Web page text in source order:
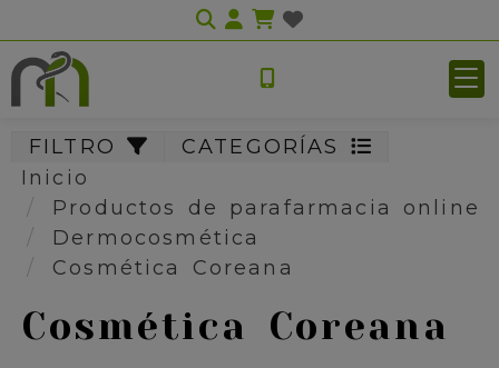
Identifícate
FILTRO
CATEGORÍAS
Inicio
Productos de parafarmacia online
Dermocosmética
Cosmética Coreana
Cosmética Coreana